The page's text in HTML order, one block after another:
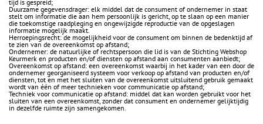
tijd is gespreid;
Duurzame gegevensdrager: elk middel dat de consument of ondernemer in staat
stelt om informatie die aan hem persoonlijk is gericht, op te slaan op een manier
die toekomstige raadpleging en ongewijzigde reproductie van de opgeslagen
informatie mogelijk maakt.
Herroepingsrecht: de mogelijkheid voor de consument om binnen de bedenktijd af
te zien van de overeenkomst op afstand;
Ondernemer: de natuurlijke of rechtspersoon die lid is van de Stichting Webshop
Keurmerk en producten en/of diensten op afstand aan consumenten aanbiedt;
Overeenkomst op afstand: een overeenkomst waarbij in het kader van een door de
ondernemer georganiseerd systeem voor verkoop op afstand van producten en/of
diensten, tot en met het sluiten van de overeenkomst uitsluitend gebruik gemaakt
wordt van één of meer technieken voor communicatie op afstand;
Techniek voor communicatie op afstand: middel dat kan worden gebruikt voor het
sluiten van een overeenkomst, zonder dat consument en ondernemer gelijktijdig
in dezelfde ruimte zijn samengekomen.